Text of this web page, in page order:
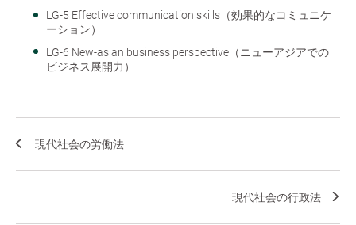
LG-5 Effective communication skills（効果的なコミュニケ
ーション）
LG-6 New-asian business perspective（ニューアジアでの
ビジネス展開力）
現代社会の労働法
現代社会の行政法